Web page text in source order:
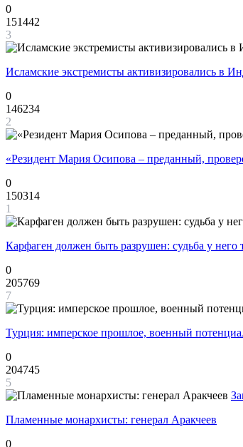
0
151442
3
Исламские экстремисты активизировались в
0
146234
2
«Резидент Мария Осипова – преданный,
0
150314
1
Карфаген должен быть разрушен: судьба у него
0
205769
7
Турция: имперское прошлое, военный
0
204745
5
Пламенные монархисты: генерал Аракчеев
0